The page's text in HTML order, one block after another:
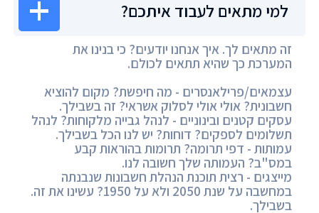
למי מתאים לעבוד איתכם?
זה מתאים לך. איך אנחנו יודעים? כי בנינו את
המערכת כך שהיא תתאים לכולם.
עצמאים/פרילאנסרים - מה חיפשת? מקום להוציא
חשבונית? אולי אולי לסלוק אשראי? זה בשבילך.
עסקים קטנים ובינוניים - לנהל גבייה מלקוחות? לנהל
תשלומים לספקים? דוחות? יש לנו הכל בשבילך.
עמותות - דפי תרומה? תרומות בהוראות קבע
במס"ב? העמותה שלך חשובה לנו.
מייצגים - רצית תוכנת הנהלת חשבונות שנבנתה
במחשבה על שנת 2050 ולא על 1950? עשינו את זה.
בשבילך.